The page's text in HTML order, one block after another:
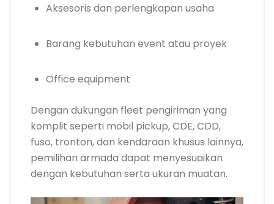
Aksesoris dan perlengkapan usaha
Barang kebutuhan event atau proyek
Office equipment
Dengan dukungan fleet pengiriman yang
komplit seperti mobil pickup, CDE, CDD,
fuso, tronton, dan kendaraan khusus lainnya,
pemilihan armada dapat menyesuaikan
dengan kebutuhan serta ukuran muatan.